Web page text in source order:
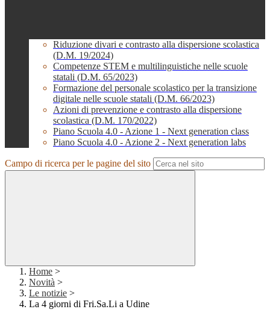
Riduzione divari e contrasto alla dispersione scolastica
(D.M. 19/2024)
Competenze STEM e multilinguistiche nelle scuole
statali (D.M. 65/2023)
Formazione del personale scolastico per la transizione
digitale nelle scuole statali (D.M. 66/2023)
Azioni di prevenzione e contrasto alla dispersione
scolastica (D.M. 170/2022)
Piano Scuola 4.0 - Azione 1 - Next generation class
Piano Scuola 4.0 - Azione 2 - Next generation labs
Campo di ricerca per le pagine del sito
Home >
Novità >
Le notizie >
La 4 giorni di Fri.Sa.Li a Udine